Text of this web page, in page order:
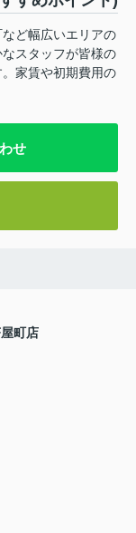
ど幅広いエリアの
スタッフが皆様の
家賃や初期費用の
せ
町店